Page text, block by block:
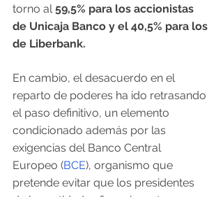
torno al 59,5% para los accionistas
de Unicaja Banco y el 40,5% para los
de Liberbank.
En cambio, el desacuerdo en el
reparto de poderes ha ido retrasando
el paso definitivo, un elemento
condicionado además por las
exigencias del Banco Central
Europeo (BCE), organismo que
pretende evitar que los presidentes